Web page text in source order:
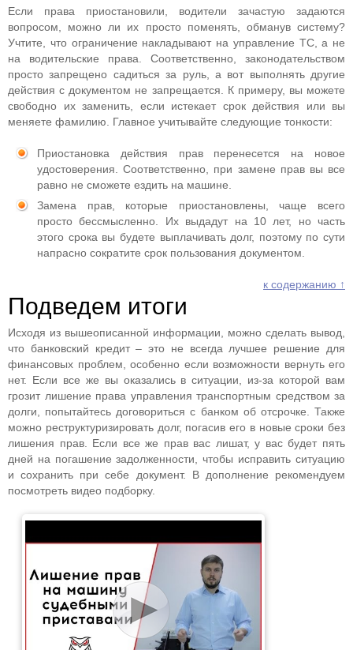
Если права приостановили, водители зачастую задаются
вопросом, можно ли их просто поменять, обманув систему?
Учтите, что ограничение накладывают на управление ТС, а не
на водительские права. Соответственно, законодательством
просто запрещено садиться за руль, а вот выполнять другие
действия с документом не запрещается. К примеру, вы можете
свободно их заменить, если истекает срок действия или вы
меняете фамилию. Главное учитывайте следующие тонкости:
Приостановка действия прав перенесется на новое
удостоверения. Соответственно, при замене прав вы все
равно не сможете ездить на машине.
Замена прав, которые приостановлены, чаще всего
просто бессмысленно. Их выдадут на 10 лет, но часть
этого срока вы будете выплачивать долг, поэтому по сути
напрасно сократите срок пользования документом.
к содержанию ↑
Подведем итоги
Исходя из вышеописанной информации, можно сделать вывод,
что банковский кредит – это не всегда лучшее решение для
финансовых проблем, особенно если возможности вернуть его
нет. Если все же вы оказались в ситуации, из-за которой вам
грозит лишение права управления транспортным средством за
долги, попытайтесь договориться с банком об отсрочке. Также
можно реструктуризировать долг, погасив его в новые сроки без
лишения прав. Если все же прав вас лишат, у вас будет пять
дней на погашение задолженности, чтобы исправить ситуацию
и сохранить при себе документ. В дополнение рекомендуем
посмотреть видео подборку.